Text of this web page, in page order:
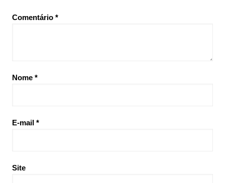
Comentário *
Nome *
E-mail *
Site